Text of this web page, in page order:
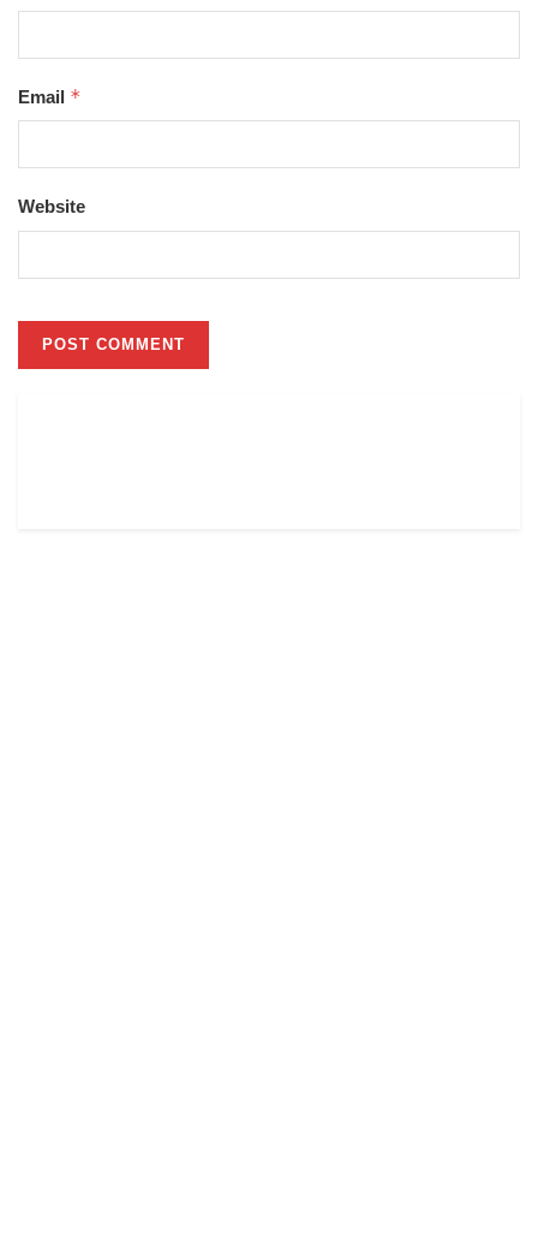
Email *
Website